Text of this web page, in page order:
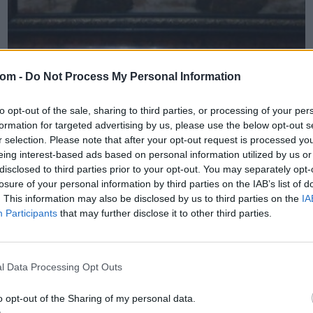
- Do Not Process My Personal Information
opt-out of the sale, sharing to third parties, or processing of your
for targeted advertising by us, please use the below opt-out
selection. Please note that after your opt-out request is processed
interest-based ads based on personal information utilized by us
to third parties prior to your opt-out. You may separately
of your personal information by third parties on the IAB’s list of
This information may also be disclosed by us to third parties on the
Participants that may further disclose it to other third parties.
Data Processing Opt Outs
opt-out of the Sharing of my personal data.
FESTMÉNY, GRAFIKA
ABRUDAN PÉTER (1907-1979) Rönkhúzók
Mérete 63,5 cm*50 cm, Technika: olaj/fa, J.B.F.: ABRUDAN,
Kétoldalas festmény, érvényes kiviteli engedéllyel
rendelkezik
Kikiáltási ár:600 000Ft
Aukció:
KARÁCSONYI AUKCIÓ 2019.11.25.-12.08. Festmény, Grafika,
MEGTEKINTEM